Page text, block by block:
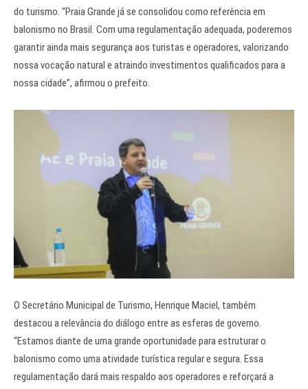
do turismo. “Praia Grande já se consolidou como referência em
balonismo no Brasil. Com uma regulamentação adequada, poderemos
garantir ainda mais segurança aos turistas e operadores, valorizando
nossa vocação natural e atraindo investimentos qualificados para a
nossa cidade”, afirmou o prefeito.
O Secretário Municipal de Turismo, Henrique Maciel, também
destacou a relevância do diálogo entre as esferas de governo.
“Estamos diante de uma grande oportunidade para estruturar o
balonismo como uma atividade turística regular e segura. Essa
regulamentação dará mais respaldo aos operadores e reforçará a